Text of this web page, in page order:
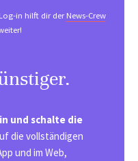
in hilft dir derNews-Crew
und schalte die
die vollständigen
und im Web,